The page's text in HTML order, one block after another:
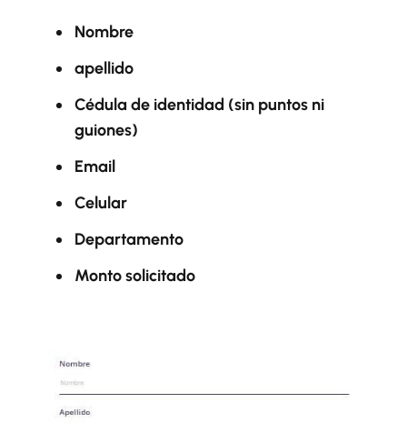
Nombre
apellido
Cédula de identidad (sin puntos ni
guiones)
Email
Celular
Departamento
Monto solicitado